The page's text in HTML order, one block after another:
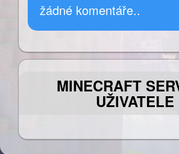
žádné komentáře..
MINECRAFT
UŽIVATELE